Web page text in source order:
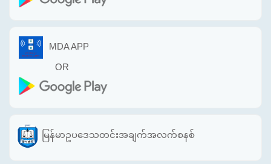
MDA APP
OR
မြန်မာဥပဒေသတင်းအချက်အလက်စနစ်